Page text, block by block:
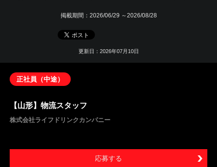
掲載期間： 2026/06/29 ～2026/08/28
更新日：2026年07月10日
正社員（中途）
【山形】物流スタッフ
株式会社ライフドリンクカンパニー
応募する